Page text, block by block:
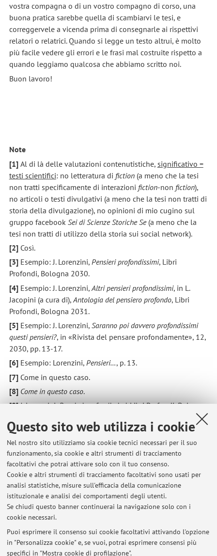
Questo sito web utilizza i cookie
Nel nostro sito utilizziamo sia cookie tecnici necessari per il suo
funzionamento, sia cookie e altri strumenti di tracciamento
facoltativi che potrai attivare solo con il tuo consenso.
Cookie e altri strumenti di tracciamento facoltativi sono usati per
analisi statistiche, misure sull'efficacia della comunicazione
istituzionale e analisi dei comportamenti degli utenti.
Se chiudi questo banner continuerai la navigazione solo con i
cookie necessari.
Puoi esprimere il consenso sui cookie facoltativi attivando l'opzione
in "Personalizza cookie" e, se vuoi, potrai esprimere consensi più
specifici in "Mostra cookie di profilazione".
vostra compagna o di un vostro compagno di corso, una
buona pratica sarebbe quella di scambiarvi le tesi, e
correggervele a vicenda prima di consegnarle ai rispettivi
relatori o relatrici. Quando si legge un testo altrui, è molto
più facile vedere gli errori e le frasi mal costruite rispetto a
quando leggiamo qualcosa che abbiamo scritto noi.
Buon lavoro!
Note
[1] Al di là delle valutazioni contenutistiche, significativo =
testi scientifici: no letteratura di fiction(a meno che la tesi
non tratti specificamente di interazioni fiction-non fiction),
no articoli o testi divulgativi (a meno che la tesi non tratti di
storia della divulgazione), no opinioni di mio cugino sul
gruppo facebook Sei di Scienze Storiche Se(a meno che la
tesi non tratti di utilizzo della storia sui social network).
[2] Così.
[3]Esempio: J. Lorenzini, Pensieri profondissimi, Libri
Profondi, Bologna 2030.
[4]Esempio: J. Lorenzini, Altri pensieri profondissimi, in L.
Jacopini (a cura di), Antologia del pensiero profondo, Libri
Profondi, Bologna 2031.
[5]Esempio: J. Lorenzini, Saranno poi davvero profondissimi
questi pensieri?, in «Rivista del pensare profondamente», 12,
2030, pp. 13-17.
[6]Esempio: Lorenzini, Pensieri…, p. 13.
[7]Come in questo caso.
[8] Come in questo caso.
[9]J. Lorenzini,Pensieri profondissimi, Libri Profondi, Bologna
[10]Ibidem.
[11]Ivi, p. 14.
[12] Ibidem.
[13]J. Lorenzini,Pensieri profondissimi, Libri Profondi,
Bologna 2030, pp. 13-14.Come vedete, le quattro note
precedenti erano inutili e bastava inserire questa.
Ultimi avvisi